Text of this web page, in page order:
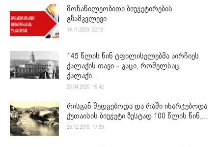
მონაწილეობითი ბიუჯეტირების
გზამკვლევი
19.11.2020. 22:13
145 წლის წინ ტფილისელებმა აირჩიეს
ქალაქის თავი – კაცი, რომელსაც
ქალაქი...
28.04.2020. 15:42
რისგან შედგებოდა და რაში იხარჯებოდა
ქუთაისის ბიუჯეტი ზუსტად 100 წლის წინ,...
25.12.2019. 17:39